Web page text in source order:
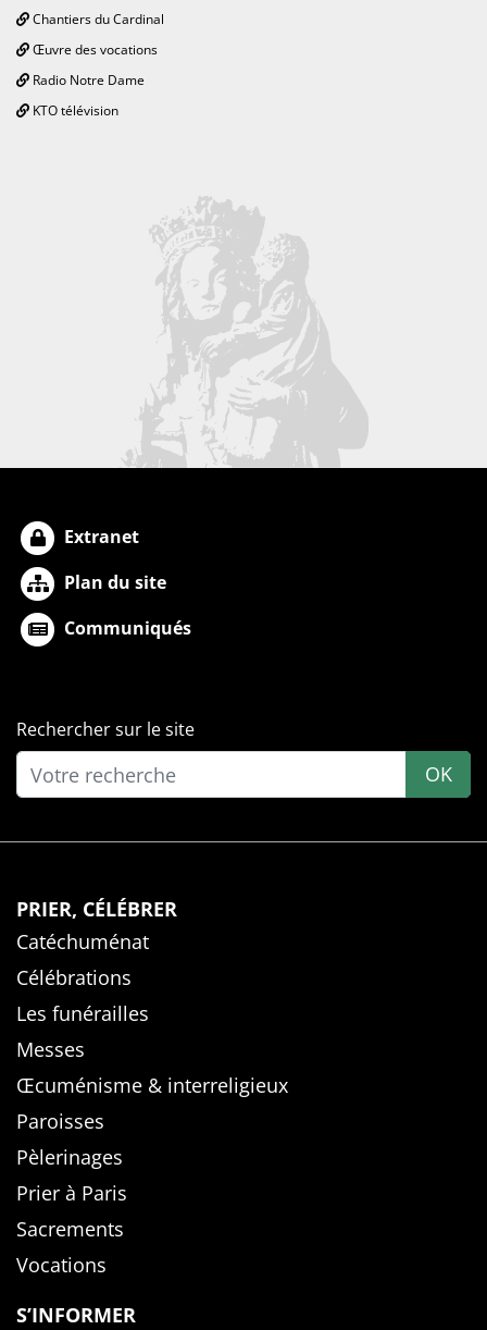
Chantiers du Cardinal
Œuvre des vocations
Radio Notre Dame
KTO télévision
Extranet
Plan du site
Communiqués
Rechercher sur le site
OK
PRIER, CÉLÉBRER
Catéchuménat
Célébrations
Les funérailles
Messes
Œcuménisme & interreligieux
Paroisses
Pèlerinages
Prier à Paris
Sacrements
Vocations
S’INFORMER